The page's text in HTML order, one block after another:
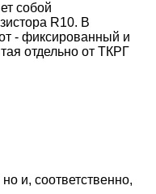
собой
R10. В
- фиксированный и
отдельно от ТКРГ
и, соответственно,